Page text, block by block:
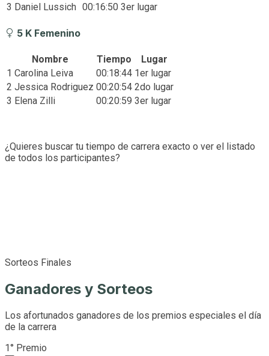
3 Daniel Lussich 00:16:50 3er lugar
5 K Femenino
Nombre Tiempo
Lugar
1 Carolina Leiva 00:18:44 1er lugar
2 Jessica Rodriguez 00:20:54 2do lugar
3 Elena Zilli 00:20:59 3er lugar
¿Quieres buscar tu tiempo de carrera exacto o ver el listado
de todos los participantes?
Sorteos Finales
Ganadores y Sorteos
Los afortunados ganadores de los premios especiales el día
de la carrera
1° Premio